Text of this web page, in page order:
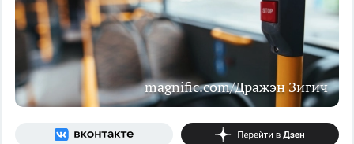
magnific.com/Дражэн Зигич